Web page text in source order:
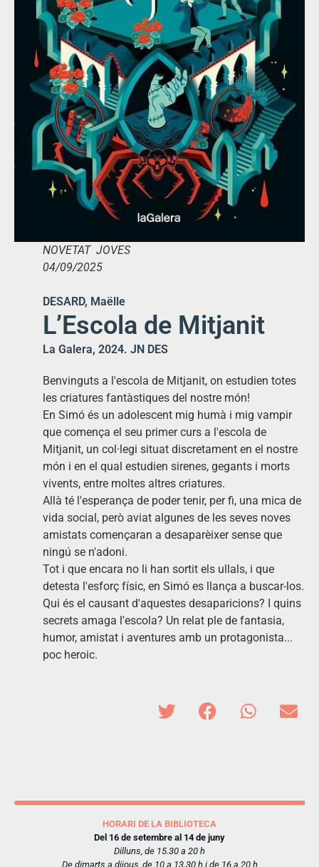
NOVETAT JOVES
04/09/2025
DESARD, Maëlle
L’Escola de Mitjanit
La Galera, 2024. JN DES
Benvinguts a l'escola de Mitjanit, on estudien totes
les criatures fantàstiques del nostre món!
En Simó és un adolescent mig humà i mig vampir
que comença el seu primer curs a l'escola de
Mitjanit, un col·legi situat discretament en el nostre
món i en el qual estudien sirenes, gegants i morts
vivents, entre moltes altres criatures.
Allà té l'esperança de poder tenir, per fi, una mica de
vida social, però aviat algunes de les seves noves
amistats començaran a desaparèixer sense que
ningú se n'adoni.
Tot i que encara no li han sortit els ullals, i que
detesta l'esforç físic, en Simó es llança a buscar-los.
Qui és el causant d'aquestes desaparicions? I quins
secrets amaga l'escola? Un relat ple de fantasia,
humor, amistat i aventures amb un protagonista...
poc heroic.
HORARI DE LA BIBLIOTECA
Del 16 de setembre al 14 de juny
Dilluns, de 15.30 a 20 h
De dimarts a dijous, de 10 a 13.30 h i de 16 a 20 h